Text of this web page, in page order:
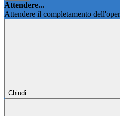
Attendere...
Attendere il completamento
Chiudi